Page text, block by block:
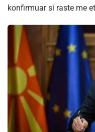
konfirmuar si raste me